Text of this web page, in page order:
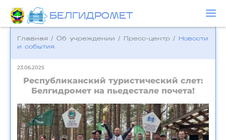
БЕЛГИДРОМЕТ
Главная / Об учреждении / Пресс-центр /
Новости
и события
23.06.2025
Республиканский туристический слет:
Белгидромет на пьедестале почета!